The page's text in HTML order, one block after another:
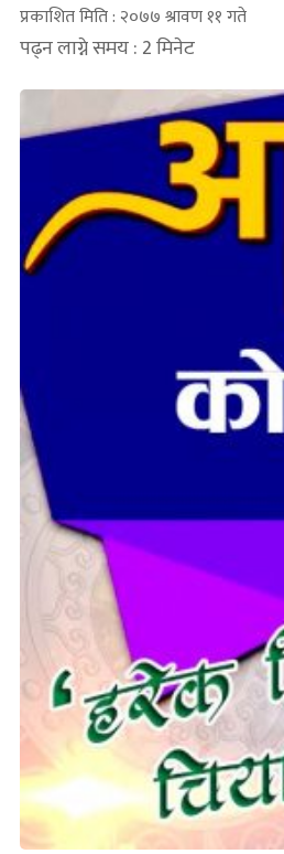
प्रकाशित मिति : २०७७ श्रावण ११ गते
पढ्न लाग्ने समय : 2 मिनेट